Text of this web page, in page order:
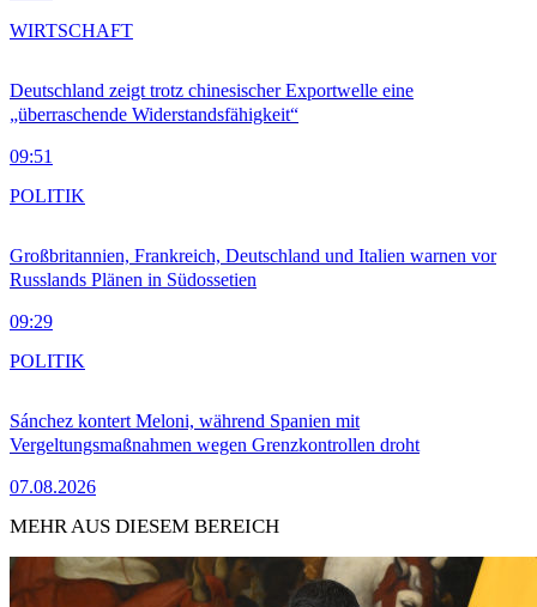
Deutschland zeigt trotz chinesischer Exportwelle eine
„überraschende Widerstandsfähigkeit“
09:51
WIRTSCHAFT
Großbritannien, Frankreich, Deutschland und Italien warnen vor
Russlands Plänen in Südossetien
09:29
POLITIK
Sánchez kontert Meloni, während Spanien mit
Vergeltungsmaßnahmen wegen Grenzkontrollen droht
07.08.2026
POLITIK
MEHR AUS DIESEM BEREICH